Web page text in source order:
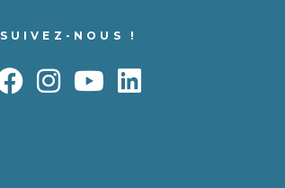
SUIVEZ-NOUS !